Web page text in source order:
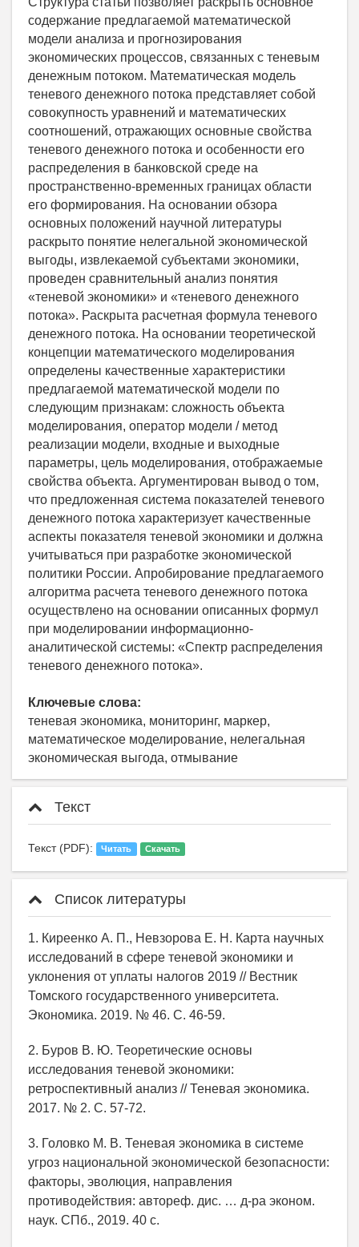
содержание предлагаемой математической
модели анализа и прогнозирования
экономических процессов, связанных с теневым
денежным потоком. Математическая модель
теневого денежного потока представляет собой
совокупность уравнений и математических
соотношений, отражающих основные свойства
теневого денежного потока и особенности его
распределения в банковской среде на
пространственно-временных границах области
его формирования. На основании обзора
основных положений научной литературы
раскрыто понятие нелегальной экономической
выгоды, извлекаемой субъектами экономики,
проведен сравнительный анализ понятия
«теневой экономики» и «теневого денежного
потока». Раскрыта расчетная формула теневого
денежного потока. На основании теоретической
концепции математического моделирования
определены качественные характеристики
предлагаемой математической модели по
следующим признакам: сложность объекта
моделирования, оператор модели / метод
реализации модели, входные и выходные
параметры, цель моделирования, отображаемые
свойства объекта. Аргументирован вывод о том,
что предложенная система показателей теневого
денежного потока характеризует качественные
аспекты показателя теневой экономики и должна
учитываться при разработке экономической
политики России. Апробирование предлагаемого
алгоритма расчета теневого денежного потока
осуществлено на основании описанных формул
при моделировании информационно-
аналитической системы: «Спектр распределения
теневого денежного потока».
Ключевые слова:
теневая экономика, мониторинг, маркер,
математическое моделирование, нелегальная
экономическая выгода, отмывание
Текст
Текст (PDF): Читать Скачать
Список литературы
1. Киреенко А. П., Невзорова Е. Н. Карта научных
исследований в сфере теневой экономики и
уклонения от уплаты налогов 2019 // Вестник
Томского государственного университета.
Экономика. 2019. № 46. С. 46-59.
2. Буров В. Ю. Теоретические основы
исследования теневой экономики:
ретроспективный анализ // Теневая экономика.
2017. № 2. С. 57-72.
3. Головко М. В. Теневая экономика в системе
угроз национальной экономической безопасности:
факторы, эволюция, направления
противодействия: автореф. дис. … д-ра эконом.
наук. СПб., 2019. 40 с.